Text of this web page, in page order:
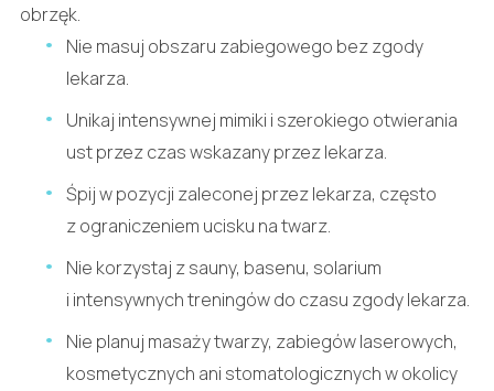
obrzęk.
Nie masuj obszaru zabiegowego bez zgody
lekarza.
Unikaj intensywnej mimiki i szerokiego otwierania
ust przez czas wskazany przez lekarza.
Śpij w pozycji zaleconej przez lekarza, często
z ograniczeniem ucisku na twarz.
Nie korzystaj z sauny, basenu, solarium
i intensywnych treningów do czasu zgody lekarza.
Nie planuj masaży twarzy, zabiegów laserowych,
kosmetycznych ani stomatologicznych w okolicy